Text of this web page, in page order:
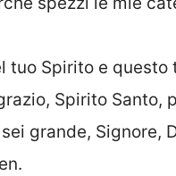
tuo Spirito e questo
Spirito Santo,
grande, Signore,